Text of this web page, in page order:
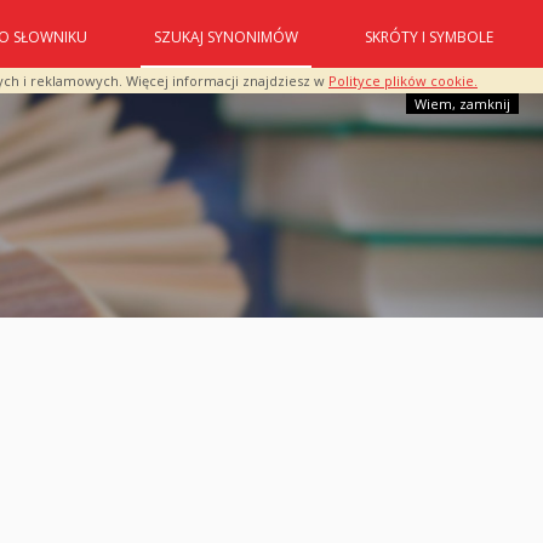
i reklamowych. Więcej informacji znajdziesz w Polityce plików cookie.
Wiem, zamknij
O SŁOWNIKU SZUKAJ SYNONIMÓW SKRÓTY I SYMBOLE